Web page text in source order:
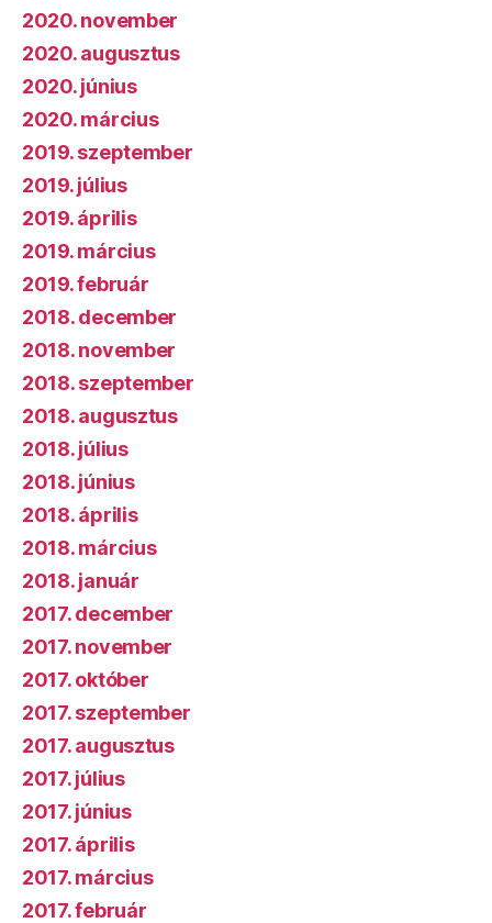
2020. november
2020. augusztus
2020. június
2020. március
2019. szeptember
2019. július
2019. április
2019. március
2019. február
2018. december
2018. november
2018. szeptember
2018. augusztus
2018. július
2018. június
2018. április
2018. március
2018. január
2017. december
2017. november
2017. október
2017. szeptember
2017. augusztus
2017. július
2017. június
2017. április
2017. március
2017. február